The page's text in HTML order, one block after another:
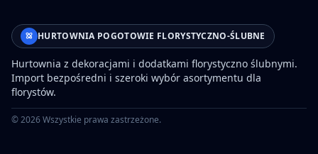
HURTOWNIA POGOTOWIE FLORYSTYCZNO-ŚLUBNE
Hurtownia z dekoracjami i dodatkami florystyczno ślubnymi.
Import bezpośredni i szeroki wybór asortymentu dla
florystów.
©2026Wszystkie prawa zastrzeżone.